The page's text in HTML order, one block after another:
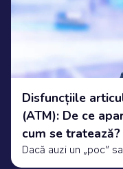
Disfuncțiile
(ATM): De ce
cum se tratează?
Dacă auzi un „poc”